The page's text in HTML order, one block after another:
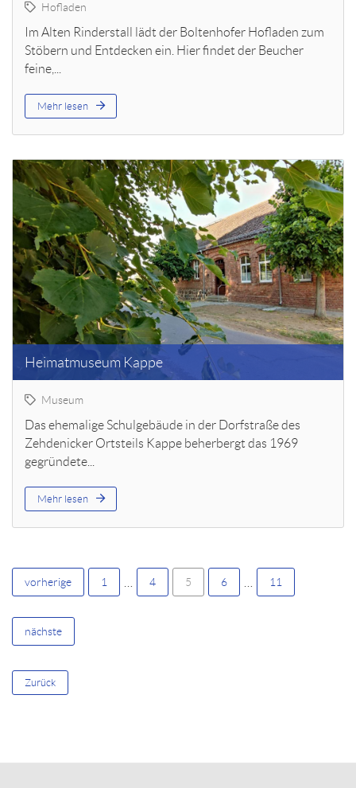
Hofladen
Im Alten Rinderstall lädt der Boltenhofer Hofladen zum
Stöbern und Entdecken ein. Hier findet der Beucher
feine,...
Mehr lesen
Heimatmuseum Kappe
Museum
Das ehemalige Schulgebäude in der Dorfstraße des
Zehdenicker Ortsteils Kappe beherbergt das 1969
gegründete...
Mehr lesen
vorherige 1 4 5 6 11
nächste
Zurück